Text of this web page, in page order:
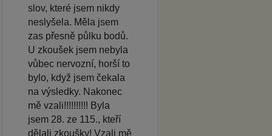
slov, které jsem nikdy
neslyšela. Měla jsem
zas přesně půlku bodů.
U zkoušek jsem nebyla
vůbec nervozní, horší to
bylo, když jsem čekala
na výsledky. Nakonec
mě vzali!!!!!!!!!! Byla
jsem 28. ze 115., kteří
dělali zkoušky! Vzali mě